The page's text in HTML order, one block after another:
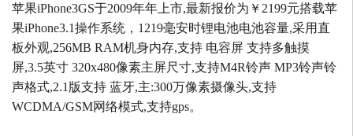
苹果iPhone3GS于2009年年上市,最新报价为￥2199元搭载苹
果iPhone3.1操作系统，1219毫安时锂电池电池容量,采用直
板外观,256MB RAM机身内存,支持 电容屏 支持多触摸
屏,3.5英寸 320x480像素主屏尺寸,支持M4R铃声 MP3铃声铃
声格式,2.1版支持 蓝牙,主:300万像素摄像头,支持
WCDMA/GSM网络模式,支持gps。